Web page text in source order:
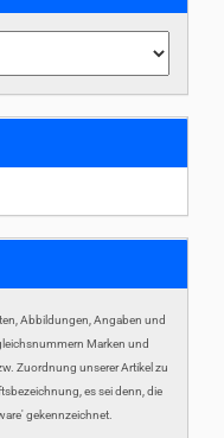
Abbildungen, Angaben und
Marken und
Zuordnung unserer Artikel zu
es sei denn, die
gekennzeichnet.